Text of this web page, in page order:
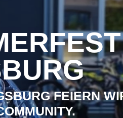
FEIERN